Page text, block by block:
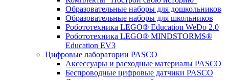
Образовательные наборы для дошкольников
Образовательные наборы для школьников
Робототехника LEGO® Education WeDo 2.0
Робототехника LEGO® MINDSTORMS®
Education EV3
Цифровые лаборатории PASCO
Аксессуары и расходные материалы PASCO
Беспроводные цифровые датчики PASCO